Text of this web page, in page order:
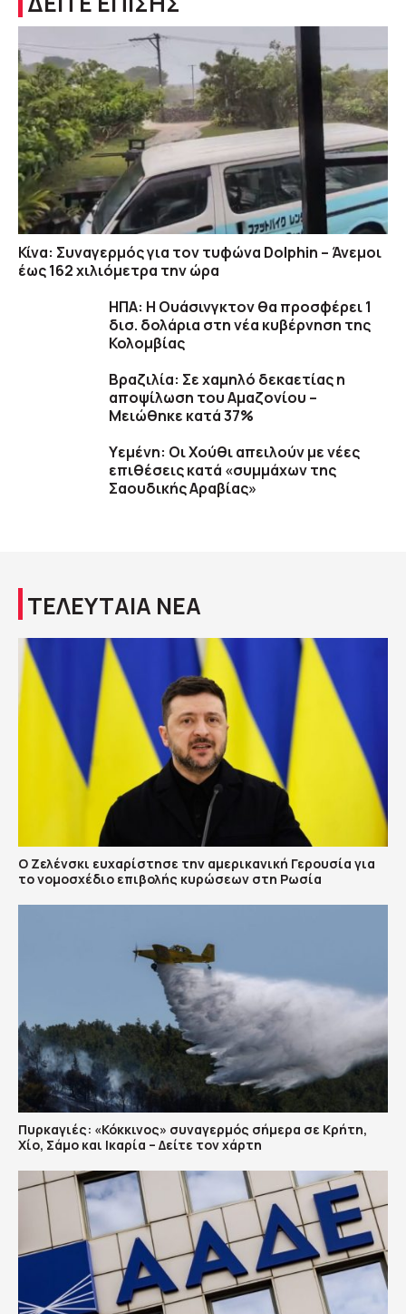
Κίνα: Συναγερμός για τον τυφώνα Dolphin – Άνεμοι
έως 162 χιλιόμετρα την ώρα
ΗΠΑ: H Ουάσινγκτον θα προσφέρει 1
δισ. δολάρια στη νέα κυβέρνηση της
Κολομβίας
Βραζιλία: Σε χαμηλό δεκαετίας η
αποψίλωση του Αμαζονίου –
Μειώθηκε κατά 37%
Υεμένη: Οι Χούθι απειλούν με νέες
επιθέσεις κατά «συμμάχων της
Σαουδικής Αραβίας»
ΤΕΛΕΥΤΑΙΑ ΝΕΑ
Ο Ζελένσκι ευχαρίστησε την αμερικανική Γερουσία για
το νομοσχέδιο επιβολής κυρώσεων στη Ρωσία
Πυρκαγιές: «Κόκκινος» συναγερμός σήμερα σε Κρήτη,
Χίο, Σάμο και Ικαρία – Δείτε τον χάρτη